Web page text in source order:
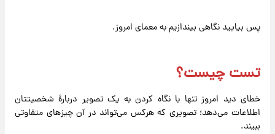
پس بیایید نگاهی بیندازیم به معمای امروز.
تست چیست؟
خطای دید امروز تنها با نگاه کردن به یک تصویر دربارهٔ شخصیتتان
اطلاعات می‌دهد؛ تصویری که هرکس می‌تواند در آن چیزهای متفاوتی
ببیند.